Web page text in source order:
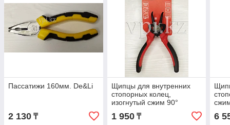
Пассатижи 160мм. De&Li
2 130 ₸
Щипцы для внутренних
стопорных колец,
изогнутый сжим 90°
160мм. Total Tools
1 950₸ 6